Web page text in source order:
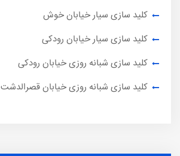
کلید سازی سیار خیابان خوش
کلید سازی سیار خیابان رودکی
کلید سازی شبانه روزی خیابان رودکی
کلید سازی شبانه روزی خیابان قصرالدشت